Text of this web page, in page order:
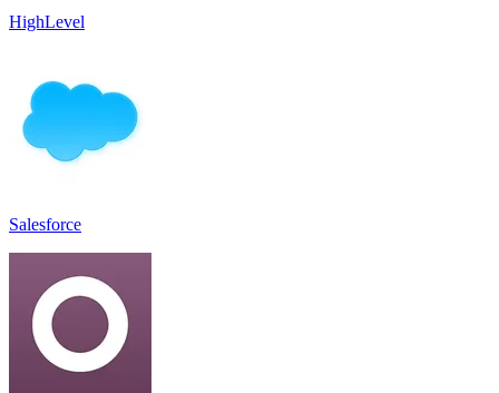
HighLevel
Salesforce